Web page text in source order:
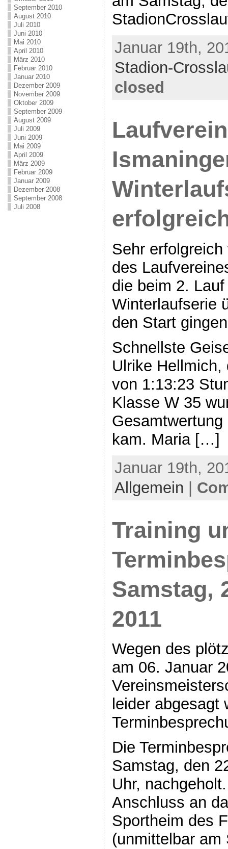
September 2010
August 2010
Juli 2010
Juni 2010
Mai 2010
April 2010
März 2010
Februar 2010
Januar 2010
Dezember 2009
November 2009
Oktober 2009
September 2009
August 2009
Juli 2009
Juni 2009
Mai 2009
April 2009
März 2009
Februar 2009
Januar 2009
Dezember 2008
September 2008
Juli 2008
Januar 19th,
Stadion-
closed
Sehr
des
die beim 2.
Winterlaufserie
den Start
Schnellste
Ulrike
von 1:13:23
Klasse W 35
kam. Maria […]
Januar 19th,
Allgemein |
Training
Samstag,
2011
Wegen des
am 06. Januar
leider abgesagt
Die
Samstag, den
Uhr,
Anschluss an
Sportheim des
(unmittelbar